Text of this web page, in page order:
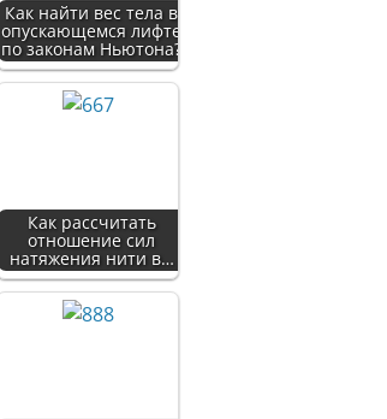
Как найти вес тела в
опускающемся лифте
по законам Ньютона?
Как рассчитать
отношение сил
натяжения нити в…